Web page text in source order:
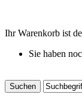
Ihr Warenkorb ist
Sie haben